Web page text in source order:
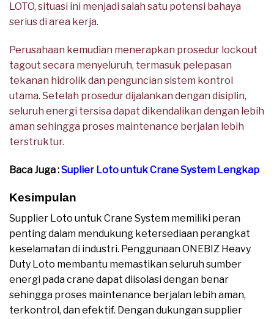
LOTO, situasi ini menjadi salah satu potensi bahaya
serius di area kerja.
Perusahaan kemudian menerapkan prosedur lockout
tagout secara menyeluruh, termasuk pelepasan
tekanan hidrolik dan penguncian sistem kontrol
utama. Setelah prosedur dijalankan dengan disiplin,
seluruh energi tersisa dapat dikendalikan dengan lebih
aman sehingga proses maintenance berjalan lebih
terstruktur.
Baca Juga :Suplier Loto untuk Crane System Lengkap
Kesimpulan
Supplier Loto untuk Crane System memiliki peran
penting dalam mendukung ketersediaan perangkat
keselamatan di industri. Penggunaan ONEBIZ Heavy
Duty Loto membantu memastikan seluruh sumber
energi pada crane dapat diisolasi dengan benar
sehingga proses maintenance berjalan lebih aman,
terkontrol, dan efektif. Dengan dukungan supplier